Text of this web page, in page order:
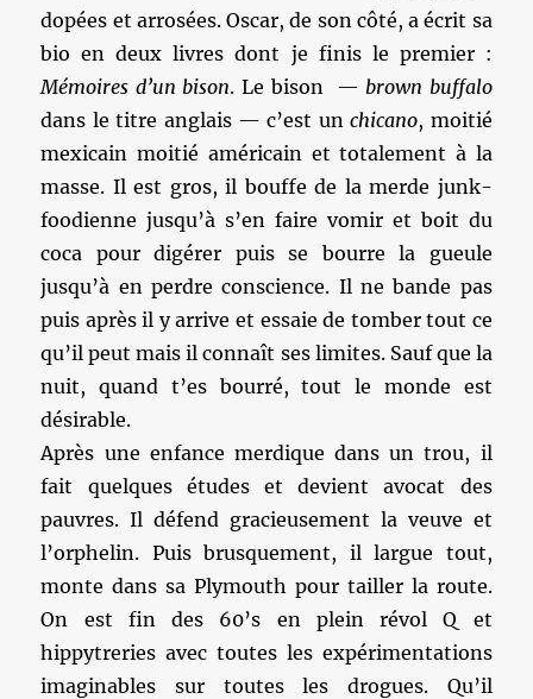
dopées et arrosées. Oscar, de son côté, a écrit sa
bio en deux livres dont je finis le premier :
Mémoires d’un bison. Le bison —brown buffalo
dans le titre anglais — c’est unchicano, moitié
mexicain moitié américain et totalement à la
masse. Il est gros, il bouffe de la merde junk-
foodienne jusqu’à s’en faire vomir et boit du
coca pour digérer puis se bourre la gueule
jusqu’à en perdre conscience. Il ne bande pas
puis après il y arrive et essaie de tomber tout ce
qu’il peut mais il connaît ses limites. Sauf que la
nuit, quand t’es bourré, tout le monde est
désirable.
Après une enfance merdique dans un trou, il
fait quelques études et devient avocat des
pauvres. Il défend gracieusement la veuve et
l’orphelin. Puis brusquement, il largue tout,
monte dans sa Plymouth pour tailler la route.
On est fin des 60’s en plein révol Q et
hippytreries avec toutes les expérimentations
imaginables sur toutes les drogues. Qu’il